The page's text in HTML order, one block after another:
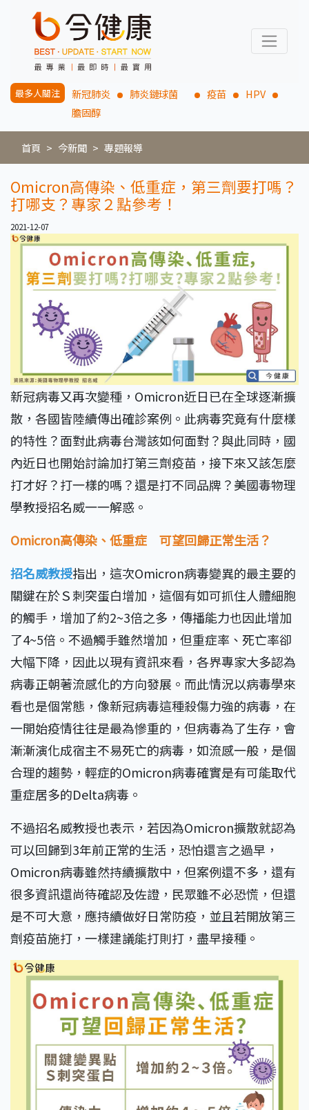
最多人關注 新冠肺炎 肺炎鏈球菌 疫苗
HPV
膽固醇
首頁 今新聞 專題報導
Omicron高傳染、低重症，第三劑要打嗎？
打哪支？專家２點參考！
2021-12-07
新冠病毒又再次變種，Omicron近日已在全球逐漸擴
散，各國皆陸續傳出確診案例。此病毒究竟有什麼樣
的特性？面對此病毒台灣該如何面對？與此同時，國
內近日也開始討論加打第三劑疫苗，接下來又該怎麼
打才好？打一樣的嗎？還是打不同品牌？美國毒物理
學教授招名威一一解惑。
Omicron高傳染、低重症 可望回歸正常生活？
招名威教授指出，這次Omicron病毒變異的最主要的
關鍵在於Ｓ刺突蛋白增加，這個有如可抓住人體細胞
的觸手，增加了約2~3倍之多，傳播能力也因此增加
了4~5倍。不過觸手雖然增加，但重症率、死亡率卻
大幅下降，因此以現有資訊來看，各界專家大多認為
病毒正朝著流感化的方向發展。而此情況以病毒學來
看也是個常態，像新冠病毒這種殺傷力強的病毒，在
一開始疫情往往是最為慘重的，但病毒為了生存，會
漸漸演化成宿主不易死亡的病毒，如流感一般，是個
合理的趨勢，輕症的Omicron病毒確實是有可能取代
重症居多的Delta病毒。
不過招名威教授也表示，若因為Omicron擴散就認為
可以回歸到3年前正常的生活，恐怕還言之過早，
Omicron病毒雖然持續擴散中，但案例還不多，還有
很多資訊還尚待確認及佐證，民眾雖不必恐慌，但還
是不可大意，應持續做好日常防疫，並且若開放第三
劑疫苗施打，一樣建議能打則打，盡早接種。